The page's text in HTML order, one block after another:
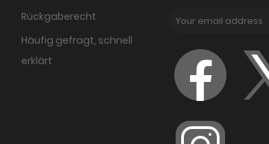
Rückgaberecht
Häufig gefragt, schnell
erklärt